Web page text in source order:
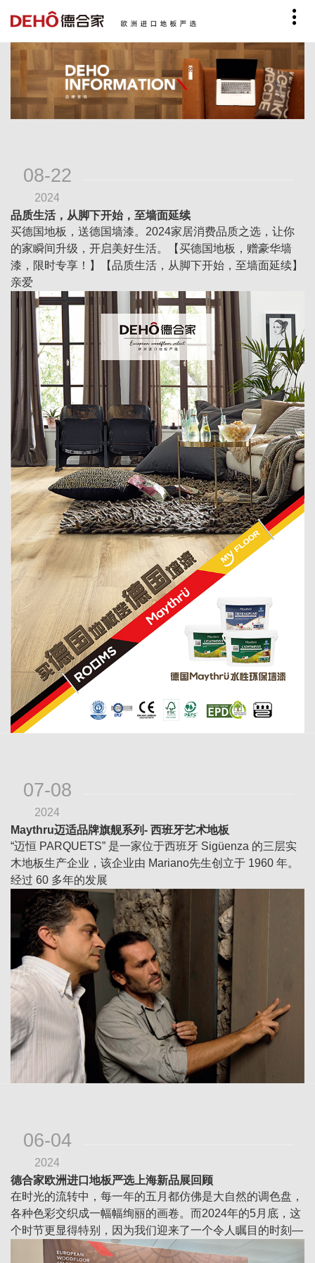
08-22
2024
品质生活，从脚下开始，至墙面延续
买德国地板，送德国墙漆。2024家居消费品质之选，让你
的家瞬间升级，开启美好生活。【买德国地板，赠豪华墙
漆，限时专享！】【品质生活，从脚下开始，至墙面延续】
亲爱
07-08
2024
Maythru迈适品牌旗舰系列- 西班牙艺术地板
“迈恒 PARQUETS” 是一家位于西班牙 Sigüenza 的三层实
木地板生产企业，该企业由 Mariano先生创立于 1960 年。
经过 60 多年的发展
06-04
2024
德合家欧洲进口地板严选上海新品展回顾
在时光的流转中，每一年的五月都仿佛是大自然的调色盘，
各种色彩交织成一幅幅绚丽的画卷。而2024年的5月底，这
个时节更显得特别，因为我们迎来了一个令人瞩目的时刻—